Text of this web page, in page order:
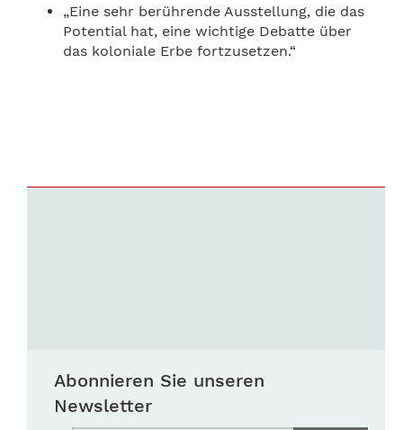
„Eine sehr berührende Ausstellung, die das
Potential hat, eine wichtige Debatte über
das koloniale Erbe fortzusetzen.“
Abonnieren Sie unseren
Newsletter